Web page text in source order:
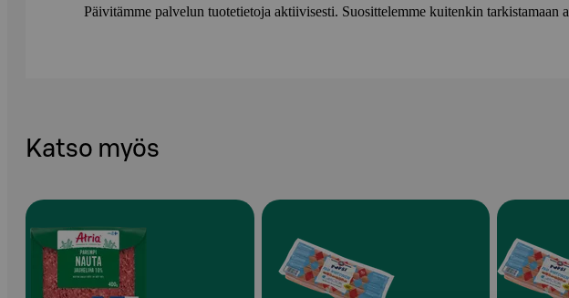
Päivitämme palvelun tuotetietoja aktiivisesti. Suosittelemme kuitenkin tarkistamaan
Katso myös